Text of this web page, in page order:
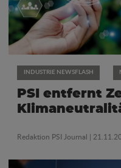
INDUSTRIE NEWSFLASH
PSI entfernt
Redaktion PSI Journal |